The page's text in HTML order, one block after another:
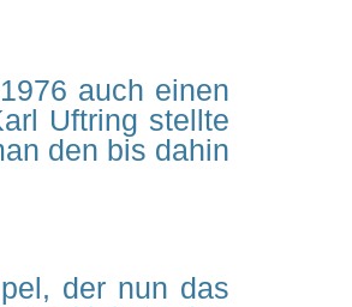
auch einen
Uftring stellte
den bis dahin
der nun das